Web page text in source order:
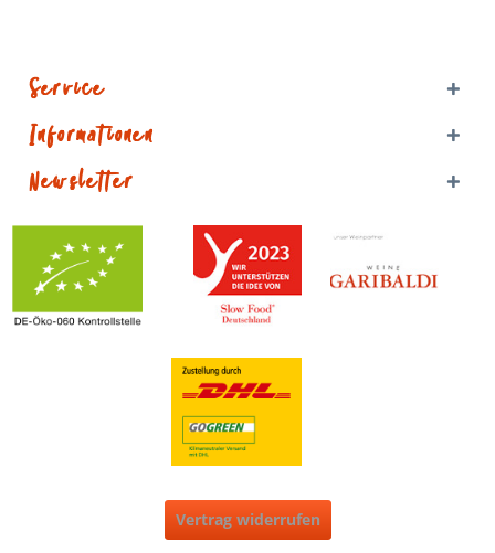
Service
Informationen
Newsletter
Vertrag widerrufen